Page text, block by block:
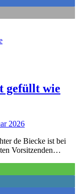
gefüllt wie
2026
de Biecke ist bei
Vorsitzenden…